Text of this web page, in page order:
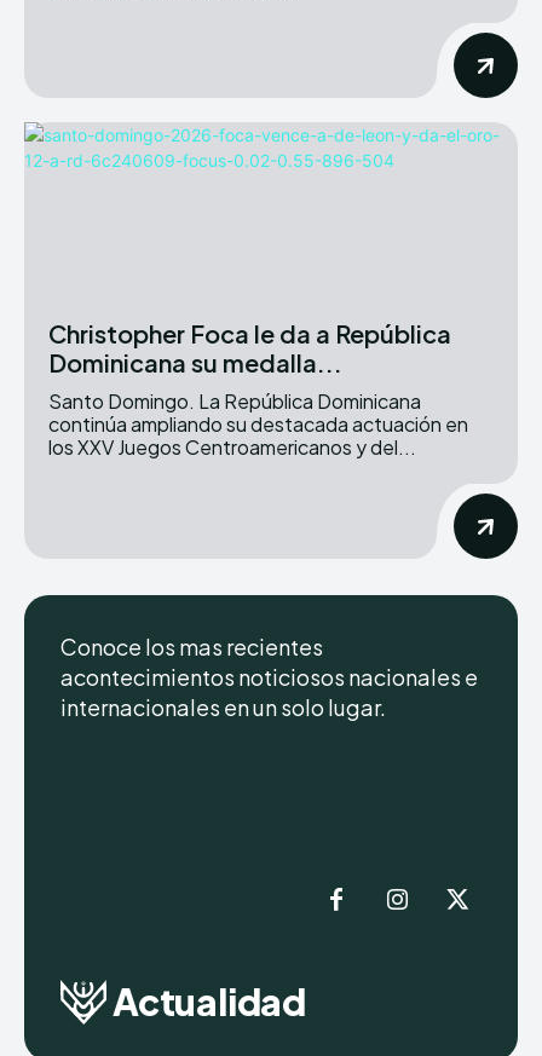
Christopher Foca le da a República
Dominicana su medalla...
Santo Domingo. La República Dominicana
continúa ampliando su destacada actuación en
los XXV Juegos Centroamericanos y del...
Conoce los mas recientes
acontecimientos noticiosos nacionales e
internacionales en un solo lugar.
Actualidad